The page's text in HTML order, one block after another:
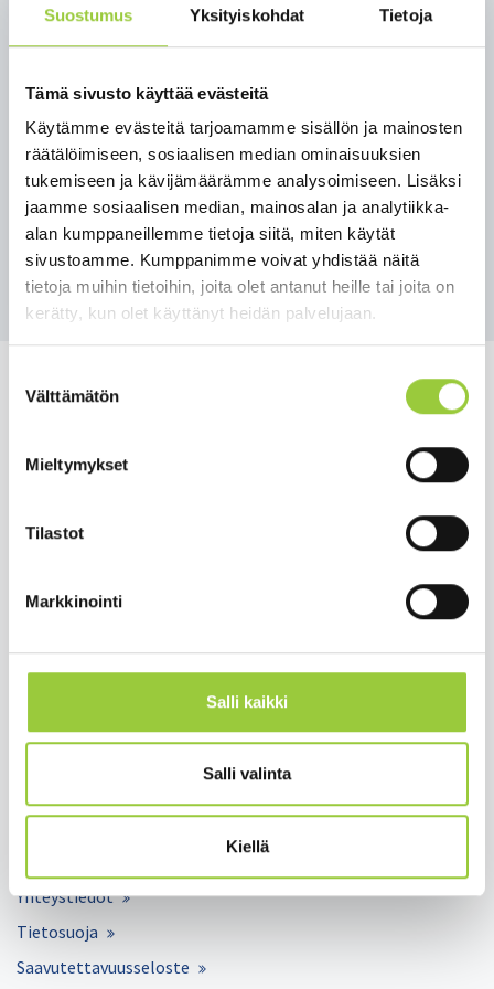
Suostumus Yksityiskohdat Tietoja
Tämä sivusto käyttää evästeitä
Käytämme evästeitä tarjoamamme sisällön ja mainosten
räätälöimiseen, sosiaalisen median ominaisuuksien
tukemiseen ja kävijämäärämme analysoimiseen. Lisäksi
jaamme sosiaalisen median, mainosalan ja analytiikka-
alan kumppaneillemme tietoja siitä, miten käytät
sivustoamme. Kumppanimme voivat yhdistää näitä
tietoja muihin tietoihin, joita olet antanut heille tai joita on
kerätty, kun olet käyttänyt heidän palvelujaan.
valinta
Välttämätön
Mieltymykset
Tilastot
Markkinointi
Salli kaikki
Salli valinta
Kiellä
Ahoniemi Pasi kunnanjohtaja
044 750 0001
Juutinen Petra hallintojohtaja
040 583 7200
Salmelankuja 1, 88300 Paltamo
y-tunnus 0188808-0
Matkailu ja vapaa-aika
Kunta ja hallinto
Lomakkeet
Yhteystiedot
Tietosuoja
Saavutettavuusseloste